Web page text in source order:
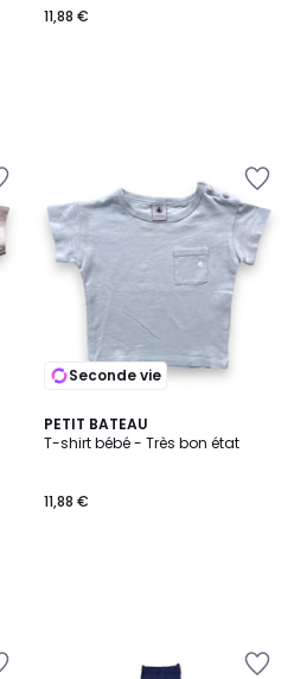
11,88 €
Seconde vie
PETIT BATEAU
T-shirt bébé - Très bon état
11,88 €